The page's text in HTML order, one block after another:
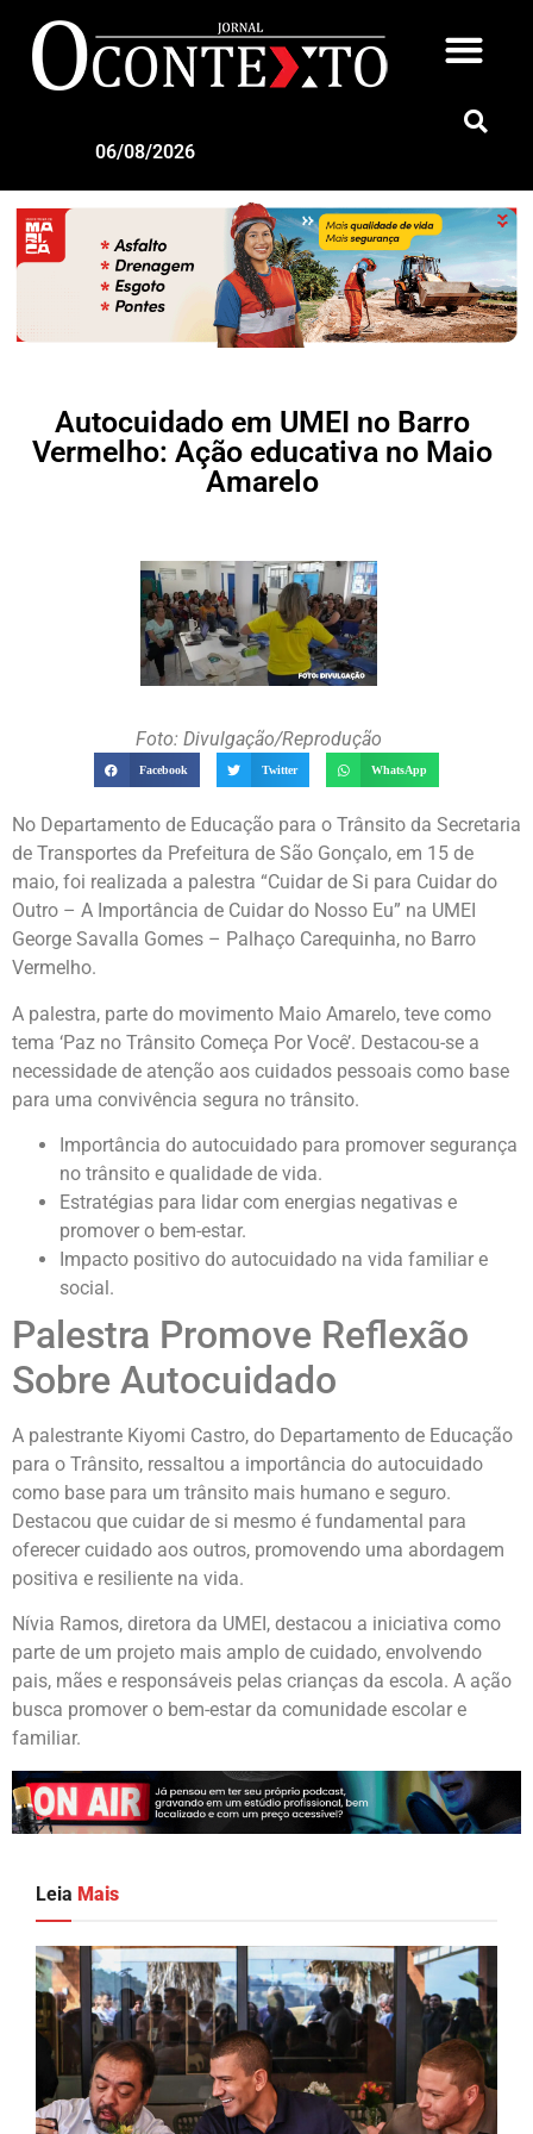
06/08/2026
Autocuidado em UMEI no Barro
Vermelho: Ação educativa no Maio
Amarelo
Foto: Divulgação/Reprodução
Facebook Twitter WhatsApp
No Departamento de Educação para o Trânsito da Secretaria
de Transportes da Prefeitura de São Gonçalo, em 15 de
maio, foi realizada a palestra “Cuidar de Si para Cuidar do
Outro – A Importância de Cuidar do Nosso Eu” na UMEI
George Savalla Gomes – Palhaço Carequinha, no Barro
Vermelho.
A palestra, parte do movimento Maio Amarelo, teve como
tema ‘Paz no Trânsito Começa Por Você’. Destacou-se a
necessidade de atenção aos cuidados pessoais como base
para uma convivência segura no trânsito.
Importância do autocuidado para promover segurança
no trânsito e qualidade de vida.
Estratégias para lidar com energias negativas e
promover o bem-estar.
Impacto positivo do autocuidado na vida familiar e
social.
Palestra Promove Reflexão
Sobre Autocuidado
A palestrante Kiyomi Castro, do Departamento de Educação
para o Trânsito, ressaltou a importância do autocuidado
como base para um trânsito mais humano e seguro.
Destacou que cuidar de si mesmo é fundamental para
oferecer cuidado aos outros, promovendo uma abordagem
positiva e resiliente na vida.
Nívia Ramos, diretora da UMEI, destacou a iniciativa como
parte de um projeto mais amplo de cuidado, envolvendo
pais, mães e responsáveis pelas crianças da escola. A ação
busca promover o bem-estar da comunidade escolar e
familiar.
Leia Mais